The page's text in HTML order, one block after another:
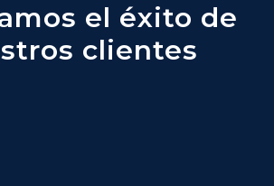
el éxito de
clientes